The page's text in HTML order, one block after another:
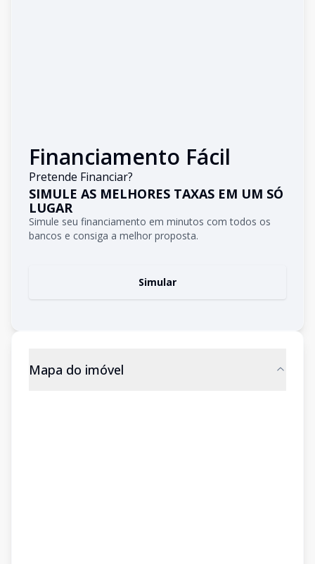
Financiamento Fácil
Pretende Financiar?
SIMULE AS MELHORES TAXAS EM UM SÓ
LUGAR
Simule seu financiamento em minutos com todos os
bancos e consiga a melhor proposta.
Simular
Mapa do imóvel